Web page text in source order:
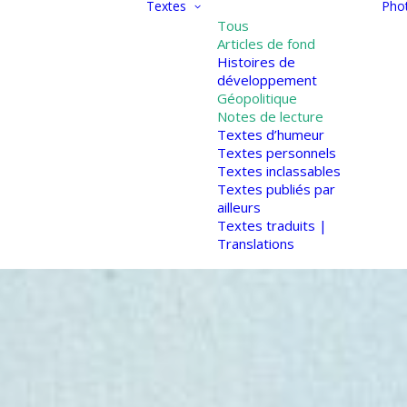
Textes
Tous
Articles de fond
Histoires de
développement
Géopolitique
Notes de lecture
Textes d’humeur
Textes personnels
Textes inclassables
Textes publiés par
ailleurs
Textes traduits |
Translations